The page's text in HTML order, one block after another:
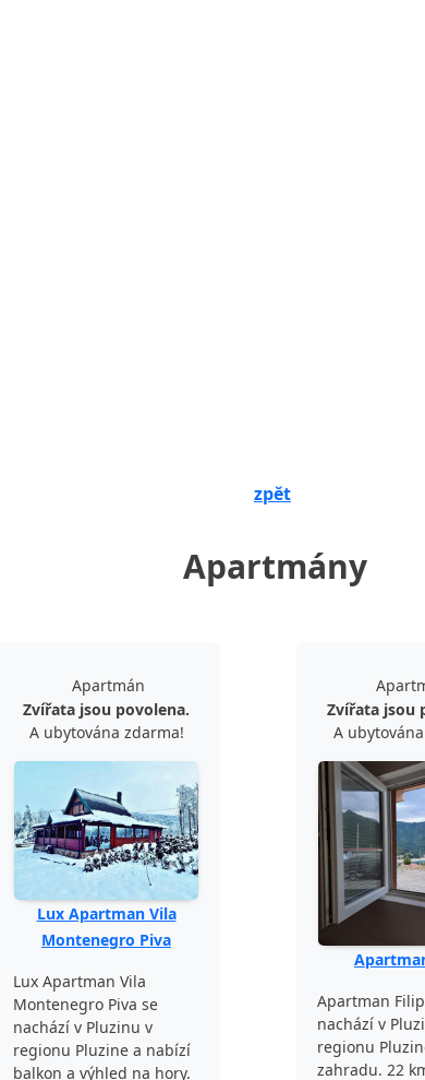
zpět
Apartmány
Apartmán
Zvířata jsou povolena.
A ubytována zdarma!
Lux Apartman Vila
Montenegro Piva
Lux Apartman Vila
Montenegro Piva se
nachází v Pluzinu v
regionu Pluzine a nabízí
balkon a výhled na hory.
Zvířata jsou
A
Apartman
nachází v
regionu
zahradu. 22